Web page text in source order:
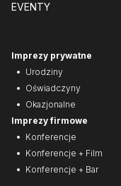
EVENTY
Imprezy prywatne
Urodziny
Oświadczyny
Okazjonalne
Imprezy firmowe
Konferencje
Konferencje + Film
Konferencje + Bar